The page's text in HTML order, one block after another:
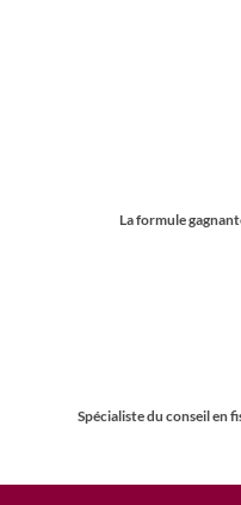
La formule
Spécialiste du conseil en